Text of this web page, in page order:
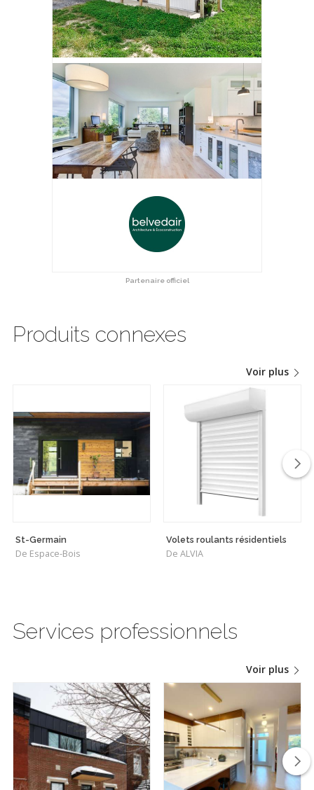
Partenaire officiel
Produits connexes
Voir plus
St-Germain
De Espace-Bois
Volets roulants résidentiels
De ALVIA
Services professionnels
Voir plus